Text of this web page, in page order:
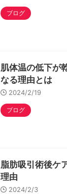
ブログ
肌体温の低下が
なる理由とは
2024/2/19
ブログ
脂肪吸引術後ケ
理由
2024/2/3